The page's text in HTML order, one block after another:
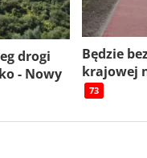
drogi
- Nowy
Będzie
krajowej
73